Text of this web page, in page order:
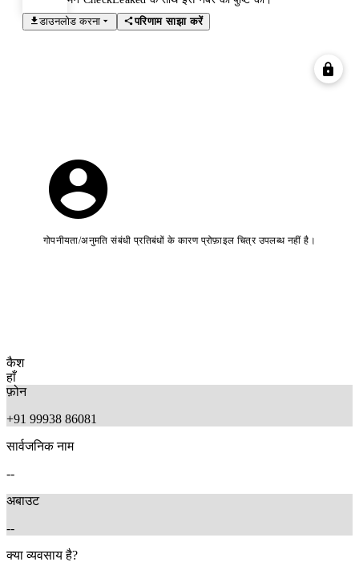
डाउनलोड करना
परिणाम साझा करें
गोपनीयता/अनुमति संबंधी प्रतिबंधों के कारण प्रोफ़ाइल चित्र उपलब्ध नहीं है।
कैश
हाँ
फ़ोन
+91 99938 86081
सार्वजनिक नाम
--
अबाउट
--
क्या व्यवसाय है?